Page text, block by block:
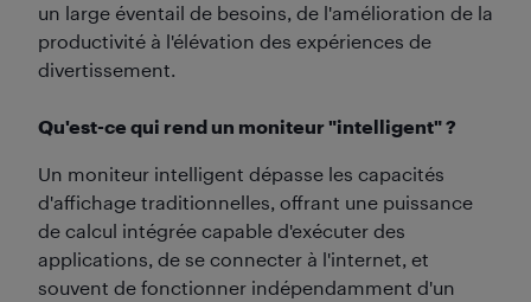
un large éventail de besoins, de l'amélioration de la
productivité à l'élévation des expériences de
divertissement.
Qu'est-ce qui rend un moniteur "intelligent" ?
Un moniteur intelligent dépasse les capacités
d'affichage traditionnelles, offrant une puissance
de calcul intégrée capable d'exécuter des
applications, de se connecter à l'internet, et
souvent de fonctionner indépendamment d'un